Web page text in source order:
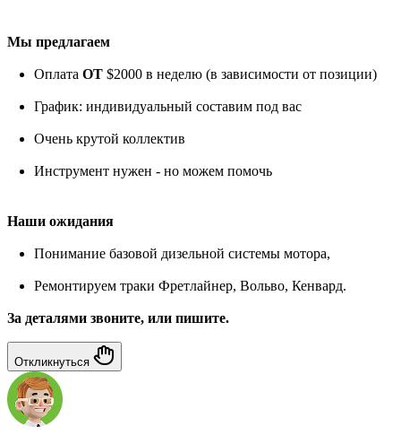
Мы предлагаем
Оплата ОТ $2000 в неделю (в зависимости от позиции)
График: индивидуальный составим под вас
Очень крутой коллектив
Инструмент нужен - но можем помочь
Наши ожидания
Понимание базовой дизельной системы мотора,
Ремонтируем траки Фретлайнер, Вольво, Кенвард.
За деталями звоните, или пишите.
Откликнуться